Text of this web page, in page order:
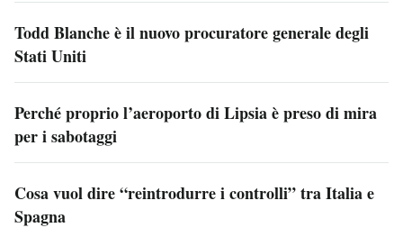
Todd Blanche è il nuovo procuratore generale degli
Stati Uniti
Perché proprio l’aeroporto di Lipsia è preso di mira
per i sabotaggi
Cosa vuol dire “reintrodurre i controlli” tra Italia e
Spagna